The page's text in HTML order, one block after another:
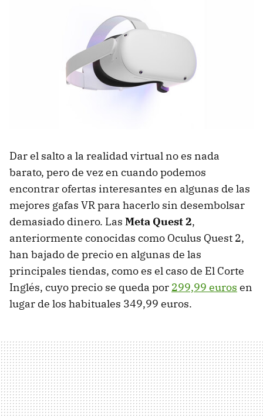
Dar el salto a la realidad virtual no es nada
barato, pero de vez en cuando podemos
encontrar ofertas interesantes en algunas de las
mejores gafas VR para hacerlo sin desembolsar
demasiado dinero. Las Meta Quest 2,
anteriormente conocidas como Oculus Quest 2,
han bajado de precio en algunas de las
principales tiendas, como es el caso de El Corte
Inglés, cuyo precio se queda por 299,99 euros en
lugar de los habituales 349,99 euros.